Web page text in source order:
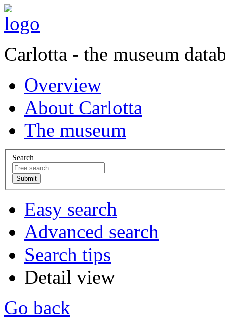
Carlotta - the museum
Overview
About Carlotta
The museum
Search
Easy search
Advanced search
Search tips
Detail view
Go back